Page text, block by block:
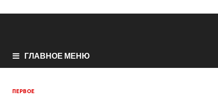
ГЛАВНОЕ МЕНЮ
ПЕРВОЕ